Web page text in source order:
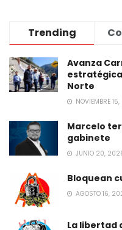
Trending
Avanza
Norte
NOVIEMBRE
Marcelo
gabinete
JUNIO 20,
Bloquean
AGOSTO 16,
La libertad